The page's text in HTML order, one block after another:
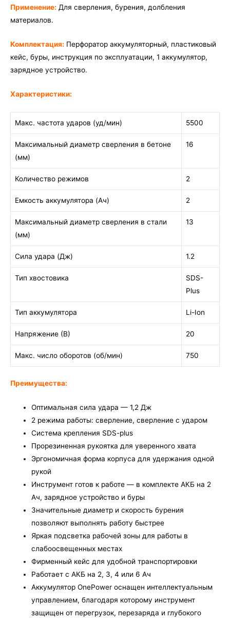
Применение: Для сверления, бурения, долбления
материалов.
Комплектация: Перфоратор аккумуляторный, пластиковый
кейс, буры, инструкция по эксплуатации, 1 аккумулятор,
зарядное устройство.
Характеристики:
Макс. частота ударов (уд/мин) 5500
Максимальный диаметр сверления в бетоне
(мм)
16
Количество режимов 2
Емкость аккумулятора (Ач) 2
Максимальный диаметр сверления в стали
(мм)
13
Сила удара (Дж) 1.2
Тип хвостовика
SDS-
Plus
Тип аккумулятора Li-Ion
Напряжение (В) 20
Макс. число оборотов (об/мин) 750
Преимущества:
Оптимальная сила удара — 1,2 Дж
2 режима работы: сверление, сверление с ударом
Система крепления SDS-plus
Прорезиненная рукоятка для уверенного хвата
Эргономичная форма корпуса для удержания одной
рукой
Инструмент готов к работе — в комплекте АКБ на 2
Ач, зарядное устройство и буры
Значительные диаметр и скорость бурения
позволяют выполнять работу быстрее
Яркая подсветка рабочей зоны для работы в
слабоосвещенных местах
Фирменный кейс для удобной транспортировки
Работает с АКБ на 2, 3, 4 или 6 Ач
Аккумулятор OnePower оснащен интеллектуальным
управлением, благодаря которому инструмент
защищен от перегрузок, перезаряда и глубокого